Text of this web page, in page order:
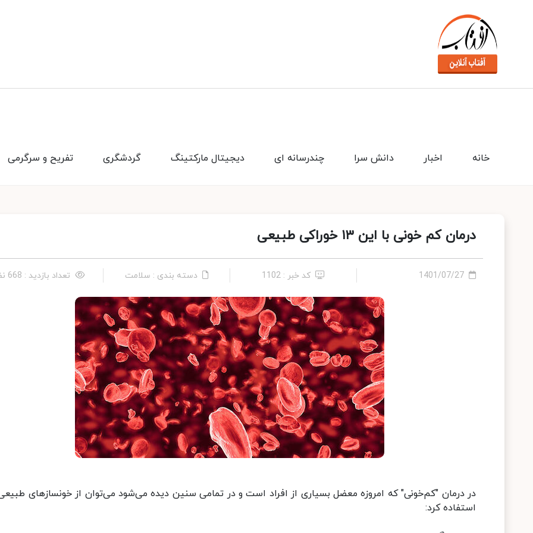
تفریح و سرگرمی گردشگری دیجیتال مارکتینگ چندرسانه ای دانش سرا اخبار خانه
درمان کم‌ خونی با این ۱۳ خوراکی طبیعی
1401/07/27 کد خبر : 1102 دسته بندی : سلامت تعداد بازدید : 668 نفر
در درمان "کم‌خونی" که امروزه معضل بسیاری از افراد است و در تمامی سنین دیده می‌شود می‌توان از خونسازهای
استفاده کرد: